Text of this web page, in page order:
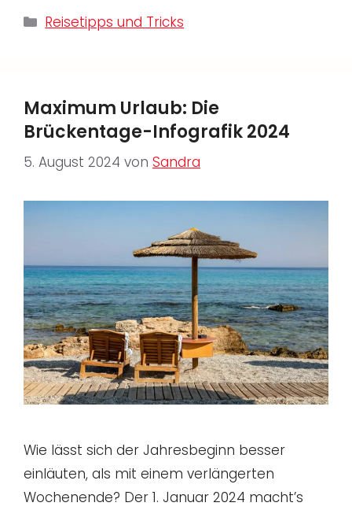
Kategorien
Reisetipps und Tricks
Maximum Urlaub: Die
Brückentage-Infografik 2024
5. August 2024 von Sandra
Wie lässt sich der Jahresbeginn besser
einläuten, als mit einem verlängerten
Wochenende? Der 1. Januar 2024 macht’s